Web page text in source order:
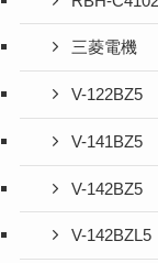
三菱電機
V-122BZ5
V-141BZ5
V-142BZ5
V-142BZL5